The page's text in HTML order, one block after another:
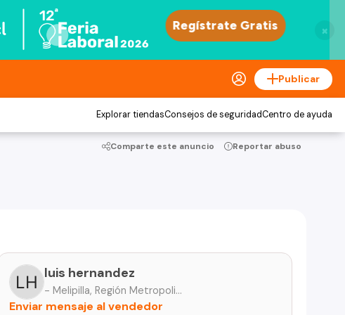
×
Publicar
Explorar tiendasConsejos de seguridadCentro de ayuda
Comparte este anuncio Reportar abuso
luis hernandez
- Melipilla, Región Metropolitana
Enviar mensaje al vendedor